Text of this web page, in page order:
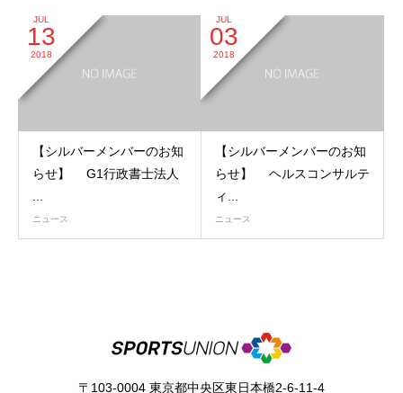
JUL
13
2018
【シルバーメンバーのお知
らせ】 G1行政書士法人
...
ニュース
JUL
03
2018
【シルバーメンバーのお知
らせ】 ヘルスコンサルテ
ィ...
ニュース
〒103-0004 東京都中央区東日本橋2-6-11-4